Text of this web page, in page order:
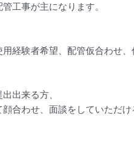
工事が主になります。
経験者希望、配管仮合わせ
出来る方、
合わせ、面談をしていただけ